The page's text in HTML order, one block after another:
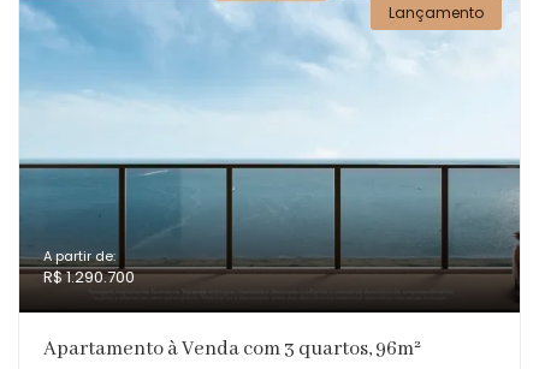
Lançamento
A partir de:
R$ 1.290.700
Apartamento à Venda com 3 quartos, 96m²